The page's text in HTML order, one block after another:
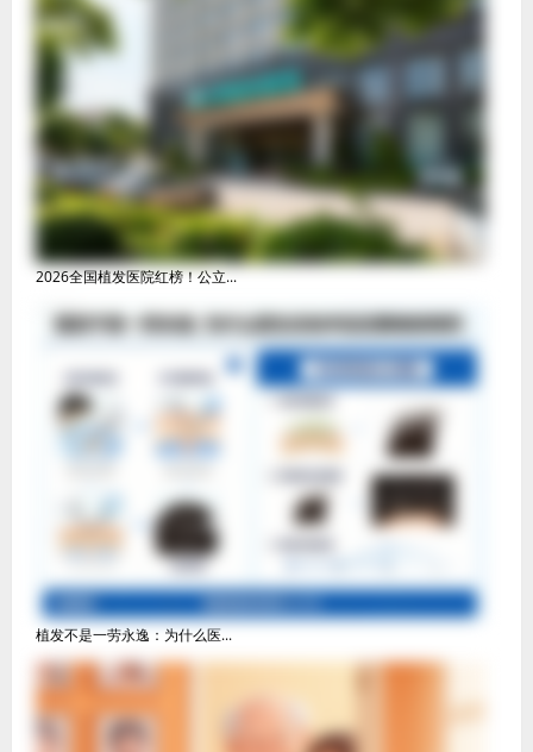
2026全国植发医院红榜！公立...
植发不是一劳永逸：为什么医...